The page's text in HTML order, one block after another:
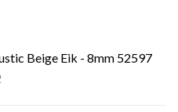
Beige Eik - 8mm 52597